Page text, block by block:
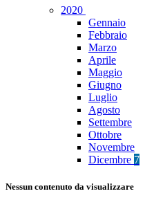
2020
Gennaio
Febbraio
Marzo
Aprile
Maggio
Giugno
Luglio
Agosto
Settembre
Ottobre
Novembre
Dicembre 7
Nessun contenuto da visualizzare